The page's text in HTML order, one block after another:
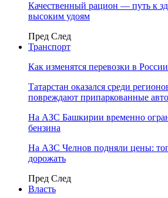
Качественный рацион — путь к
высоким удоям
Пред След
Транспорт
Как изменятся перевозки в
Татарстан оказался среди
повреждают припаркованные авто
На АЗС Башкирии временно
бензина
На АЗС Челнов подняли цены:
дорожать
Пред След
Власть